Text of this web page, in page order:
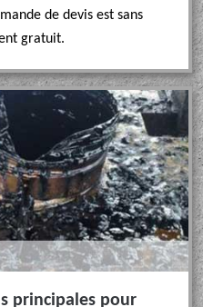
de devis est sans
gratuit.
principales pour